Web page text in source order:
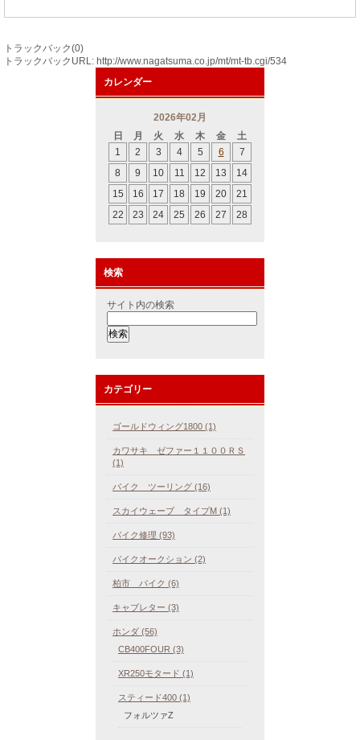
トラックバック(0)
トラックバックURL: http://www.nagatsuma.co.jp/mt/mt-tb.cgi/534
カレンダー
2026年02月
日
月 火 水 木 金
土
1
2 3 4 5 6
7
8
9 10 11 12 13
14
15
16 17 18 19 20
21
22
23 24 25 26 27 28
検索
サイト内の検索
カテゴリー
ゴールドウィング1800 (1)
カワサキ ゼファー１１００ＲＳ
(1)
バイク ツーリング (16)
スカイウェーブ タイプM (1)
バイク修理 (93)
バイクオークション (2)
柏市 バイク (6)
キャブレター (3)
ホンダ (56)
CB400FOUR (3)
XR250モタード (1)
スティード400 (1)
フォルツァZ